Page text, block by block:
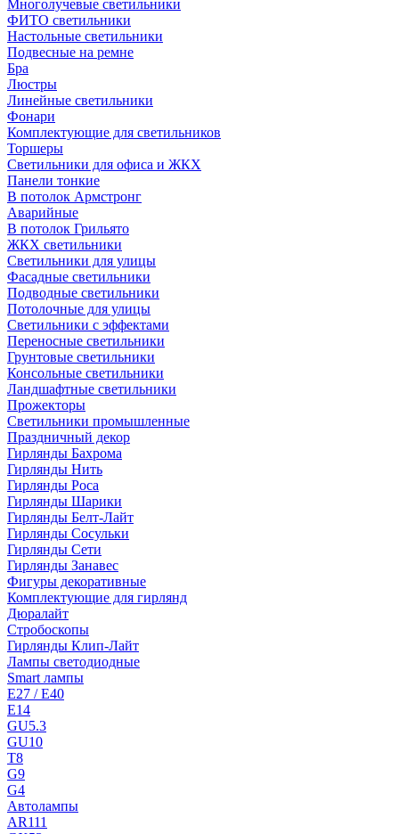
Многолучевые светильники
ФИТО светильники
Настольные светильники
Подвесные на ремне
Бра
Люстры
Линейные светильники
Фонари
Комплектующие для светильников
Торшеры
Светильники для офиса и ЖКХ
Панели тонкие
В потолок Армстронг
Аварийные
В потолок Грильято
ЖКХ светильники
Светильники для улицы
Фасадные светильники
Подводные светильники
Потолочные для улицы
Светильники с эффектами
Переносные светильники
Грунтовые светильники
Консольные светильники
Ландшафтные светильники
Прожекторы
Светильники промышленные
Праздничный декор
Гирлянды Бахрома
Гирлянды Нить
Гирлянды Роса
Гирлянды Шарики
Гирлянды Белт-Лайт
Гирлянды Сосульки
Гирлянды Сети
Гирлянды Занавес
Фигуры декоративные
Комплектующие для гирлянд
Дюралайт
Стробоскопы
Гирлянды Клип-Лайт
Лампы светодиодные
Smart лампы
E27 / E40
E14
GU5.3
GU10
T8
G9
G4
Автолампы
AR111